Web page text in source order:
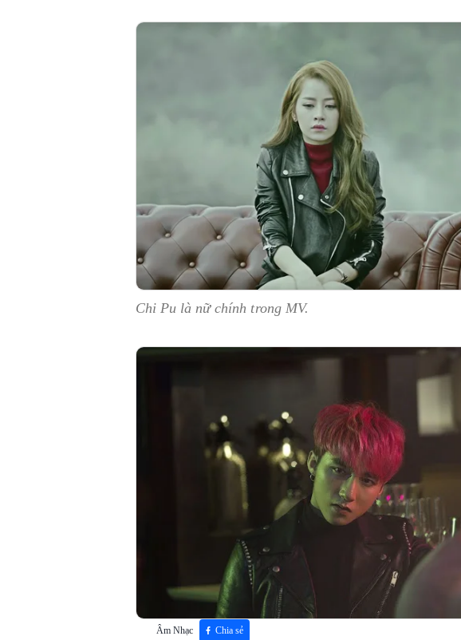
Chi Pu là nữ chính trong MV.
Âm Nhạc Chia sẻ